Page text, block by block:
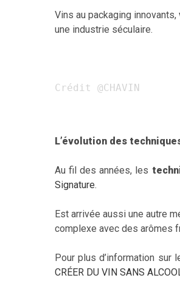
Vins au packaging innovants,
une industrie séculaire.
Crédit @CHAVIN
L’évolution des
Au fil des années, les
Signature.
Est arrivée aussi une autre
complexe avec des arômes
Pour plus d’information
CRÉER DU VIN SANS